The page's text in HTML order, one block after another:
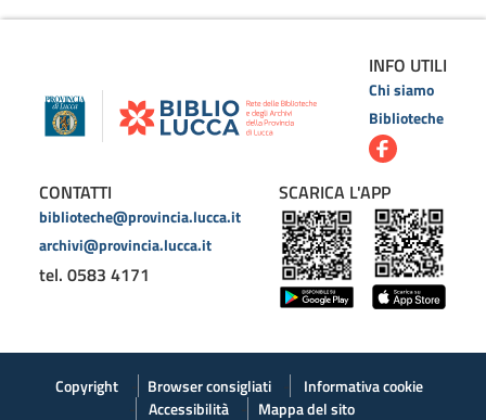
INFO UTILI
Chi siamo
Biblioteche
CONTATTI
biblioteche@provincia.lucca.it
archivi@provincia.lucca.it
tel. 0583 4171
SCARICA L'APP
Copyright Browser consigliati
Informativa cookie
Accessibilità
Mappa del sito